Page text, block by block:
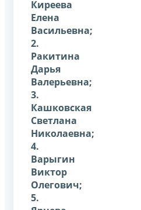
Киреева
Елена
Васильевна;
2.
Ракитина
Дарья
Валерьевна;
3.
Кашковская
Светлана
Николаевна;
4.
Варыгин
Виктор
Олегович;
5.